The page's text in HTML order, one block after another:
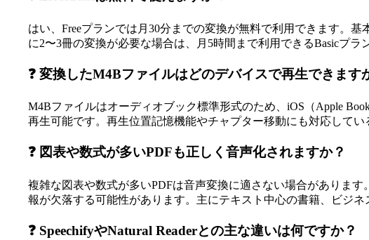
はい、Freeプランでは月30分までの変換が無料で利用できます。
に2〜3冊の変換が必要な場合は、月5時間まで利用できるBasicプラ
❓ 変換したM4Bファイルはどのデバイスで再生できます
M4Bファイルはオーディオブック標準形式のため、iOS（Apple
再生可能です。再生位置記憶機能やチャプター移動にも対応して
❓ 図表や数式が多いPDFも正しく音声化されますか？
複雑な図表や数式が多いPDFは音声変換に適さない場合がありま
報が欠落する可能性があります。主にテキスト中心の書籍、ビジネ
❓ SpeechifyやNatural Readerとの主な違いは何ですか？